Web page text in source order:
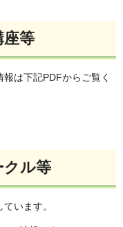
座等
は下記PDFからご覧く
クル等
います。